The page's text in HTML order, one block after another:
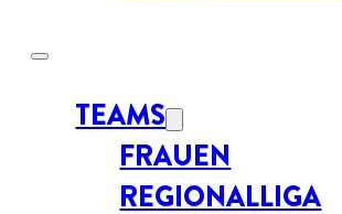
TEAMS
FRAUEN
REGIONALLIGA